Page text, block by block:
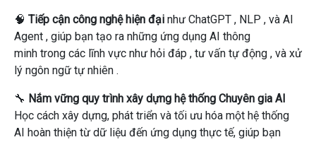
🧠 Tiếp cận công nghệ hiện đại như ChatGPT , NLP , và AI
Agent , giúp bạn tạo ra những ứng dụng AI thông
minh trong các lĩnh vực như hỏi đáp , tư vấn tự động , và xử
lý ngôn ngữ tự nhiên .
🔧 Nắm vững quy trình xây dựng hệ thống Chuyên gia AI
Học cách xây dựng, phát triển và tối ưu hóa một hệ thống
AI hoàn thiện từ dữ liệu đến ứng dụng thực tế, giúp bạn